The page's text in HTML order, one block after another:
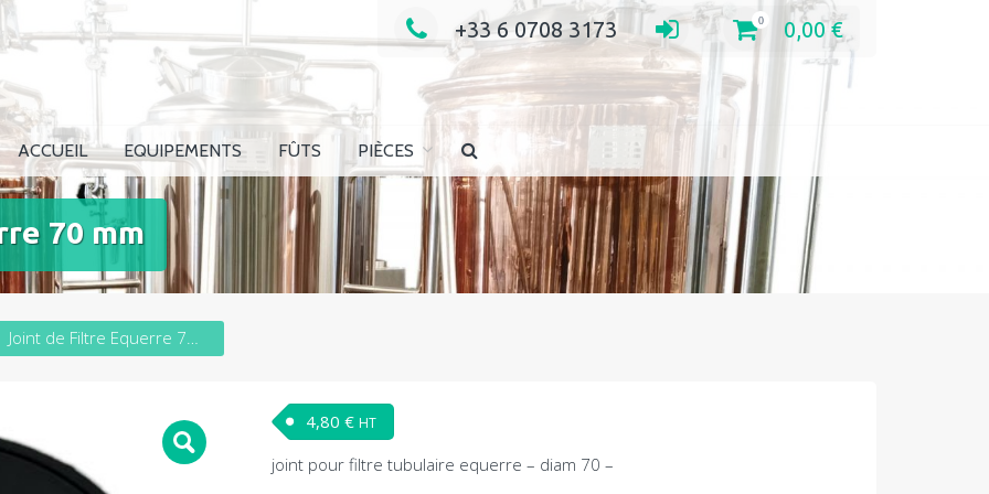
en ligne +33 6 0708 3173 0 0,00€
ACCUEIL EQUIPEMENTS FÛTS PIÈCES
70 mm
Joint de Filtre Equerre 70 mm
4,80 € HT
joint pour filtre tubulaire equerre – diam 70 –